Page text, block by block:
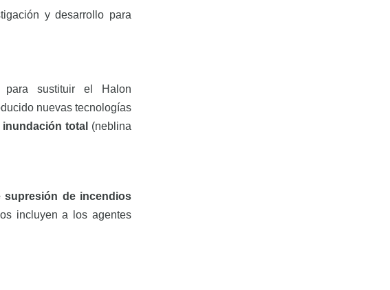
y desarrollo para
para sustituir el
Halon
nuevas tecnologías
total (neblina
supresión de incendios
incluyen a los agentes